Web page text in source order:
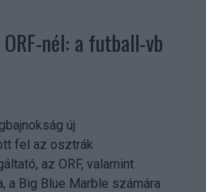
nél: a futball-vb
új
fel az osztrák
az ORF, valamint
a Big Blue Marble számára